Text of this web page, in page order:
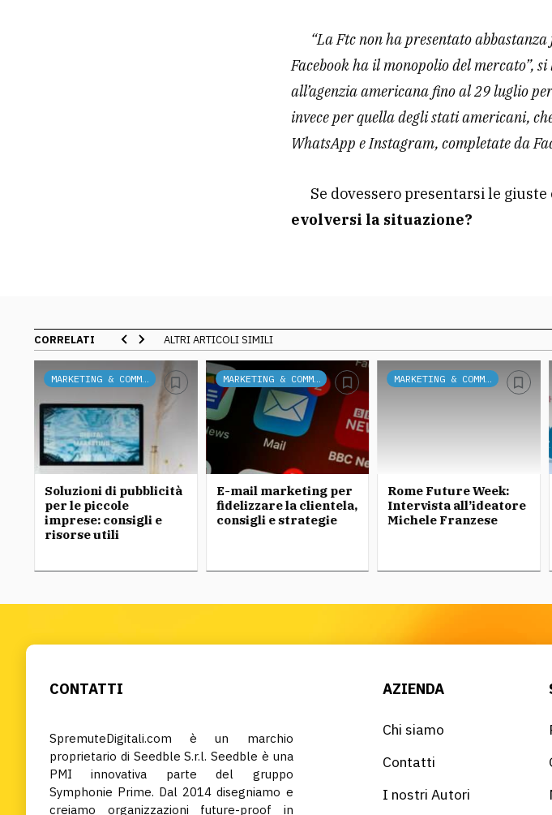
“La Ftc non ha presentato
Facebook ha il monopolio del mercato”, si
all’agenzia americana fino al 29 luglio
invece per quella degli stati americani,
WhatsApp e Instagram, completate da
Se dovessero presentarsi le
evolversi la situazione?
CORRELATI ALTRI ARTICOLI SIMILI
MARKETING & COMMUNICATION
Soluzioni di pubblicità
per le piccole
imprese: consigli e
risorse utili
MARKETING & COMMUNICATION
E-mail marketing per
fidelizzare la clientela,
consigli e strategie
MARKETING & COMMUNICATION
Rome Future Week:
Intervista all’ideatore
Michele Franzese
CONTATTI
SpremuteDigitali.com è un marchio
proprietario di Seedble S.r.l. Seedble è una
PMI innovativa parte del gruppo
Symphonie Prime. Dal 2014 disegniamo e
creiamo organizzazioni future-proof in
AZIENDA
Chi siamo
Contatti
I nostri Autori